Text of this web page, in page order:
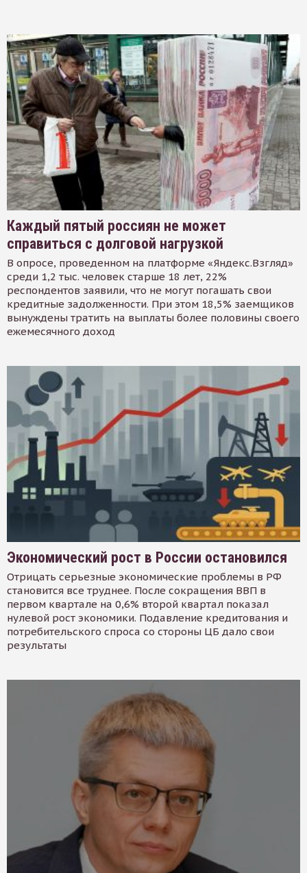
Каждый пятый россиян не может
справиться с долговой нагрузкой
В опросе, проведенном на платформе «Яндекс.Взгляд»
среди 1,2 тыс. человек старше 18 лет, 22%
респондентов заявили, что не могут погашать свои
кредитные задолженности. При этом 18,5% заемщиков
вынуждены тратить на выплаты более половины своего
ежемесячного доход
Экономический рост в России остановился
Отрицать серьезные экономические проблемы в РФ
становится все труднее. После сокращения ВВП в
первом квартале на 0,6% второй квартал показал
нулевой рост экономики. Подавление кредитования и
потребительского спроса со стороны ЦБ дало свои
результаты